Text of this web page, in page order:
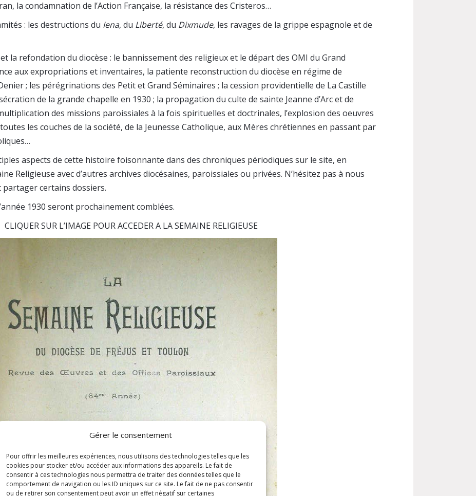
Gérer le consentement
Pour offrir les meilleures expériences, nous utilisons des technologies telles que les
cookies pour stocker et/ou accéder aux informations des appareils. Le fait de
consentir à ces technologies nous permettra de traiter des données telles que le
comportement de navigation ou les ID uniques sur ce site. Le fait de ne pas consentir
ou de retirer son consentement peut avoir un effet négatif sur certaines
la condamnation de l’Action Française, la résistance des Cristeros…
: les destructions du Iena, du Liberté, du Dixmude, les ravages de la grippe espagnole et de
la refondation du diocèse : le bannissement des religieux et le départ des OMI du Grand
aux expropriations et inventaires, la patiente reconstruction du diocèse en régime de
; les pérégrinations des Petit et Grand Séminaires ; la cession providentielle de La Castille
de la grande chapelle en 1930 ; la propagation du culte de sainte Jeanne d’Arc et de
des missions paroissiales à la fois spirituelles et doctrinales, l’explosion des oeuvres
les couches de la société, de la Jeunesse Catholique, aux Mères chrétiennes en passant par
aspects de cette histoire foisonnante dans des chroniques périodiques sur le site, en
Religieuse avec d’autres archives diocésaines, paroissiales ou privées. N’hésitez pas à nous
certains dossiers.
1930 seront prochainement comblées.
CLIQUER SUR L’IMAGE POUR ACCEDER A LA SEMAINE RELIGIEUSE